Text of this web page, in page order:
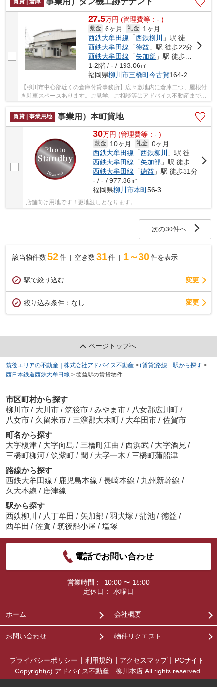
賃貸 | 倉庫
27.5万円 (管理費等：- )
敷金 6ヶ月 礼金
1ヶ月
西鉄大牟田線 「西鉄柳川
」駅 徒歩9分
西鉄大牟田線 「徳益 」駅 徒歩22分
西鉄大牟田線 「矢加部 」駅 徒歩19分
1-2階 / - / 193.06㎡
福岡県柳川市三橋町今古賀164-2
【柳川市中心部近くの倉庫付貸事務所】広々敷地内に倉庫二つ、屋根付
き駐車スペースあります。ご見学、ご相談等はアドバイス不動産までお
賃貸 | 事業用地
事業用）本町貸地
30万円 (管理費等：- )
敷金 10ヶ月 礼金 0ヶ月
西鉄大牟田線 「西鉄柳川
」駅 徒歩27分
西鉄大牟田線 「矢加部 」駅 徒歩32分
西鉄大牟田線 「徳益 」駅 徒歩31分
- / - / 977.86㎡
福岡県柳川市本町56-3
店舗向け用地です！更地渡しとなります。
次の30件へ
該当物件数 52件 空き数 31 件 1～30 件を表示
駅で絞り込む 変更
絞り込み条件： なし 変更
ページトップへ
筑後エリアの不動産｜株式会社アドバイス不動産 > (賃貸)路線・駅から探す >
西日本鉄道西鉄大牟田線 > 徳益駅の賃貸物件
市区町村から探す
柳川市 / 大川市 / 筑後市 / みやま市 / 八女郡広川町 /
八女市 / 久留米市 / 三潴郡大木町 / 大牟田市 / 佐賀市
町名から探す
大字榎津 / 大字向島 / 三橋町江曲 / 西浜武 / 大字酒見 /
三橋町柳河 / 筑紫町 / 間 / 大字一木 / 三橋町蒲船津
路線から探す
西鉄大牟田線 / 鹿児島本線 / 長崎本線 / 九州新幹線 /
久大本線 / 唐津線
駅から探す
西鉄柳川
/ 八丁牟田 / 矢加部 / 羽犬塚 / 蒲池 / 徳益 /
西牟田 / 佐賀 / 筑後船小屋 / 塩塚
電話でお問い合わせ
営業時間：
10:00 〜 18:00
定休日：
水曜日
ホーム 会社概要
お問い合わせ 物件リクエスト
プライバシーポリシー 利用規約 アクセスマップ
PCサイト
Copyright(c) アドバイス不動産 柳川本店 All rights reserved.